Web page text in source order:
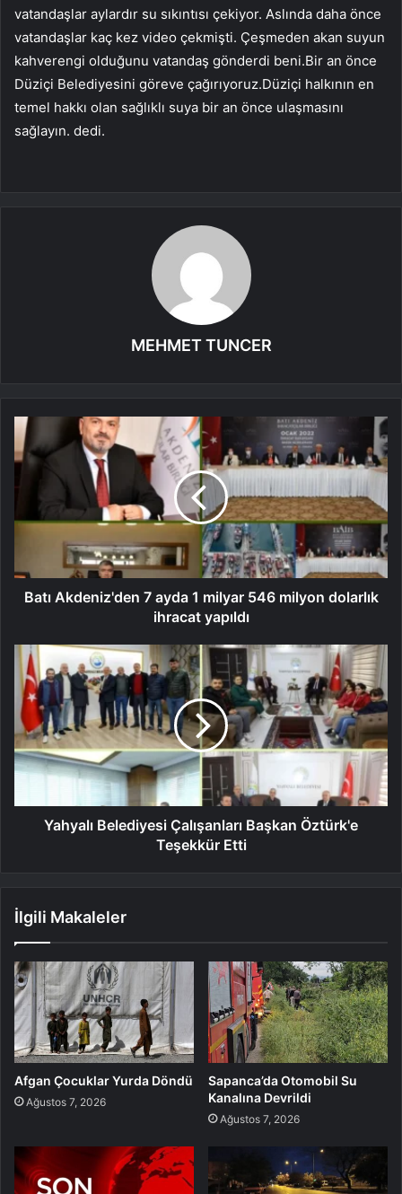
vatandaşlar aylardır su sıkıntısı çekiyor. Aslında daha önce
vatandaşlar kaç kez video çekmişti. Çeşmeden akan suyun
kahverengi olduğunu vatandaş gönderdi beni.Bir an önce
Düziçi Belediyesini göreve çağırıyoruz.Düziçi halkının en
temel hakkı olan sağlıklı suya bir an önce ulaşmasını
sağlayın. dedi.
MEHMET TUNCER
Batı Akdeniz'den 7 ayda 1 milyar 546 milyon dolarlık
ihracat yapıldı
Yahyalı Belediyesi Çalışanları Başkan Öztürk'e
Teşekkür Etti
İlgili Makaleler
Afgan Çocuklar Yurda Döndü
Ağustos 7, 2026
Sapanca’da Otomobil Su
Kanalına Devrildi
Ağustos 7, 2026